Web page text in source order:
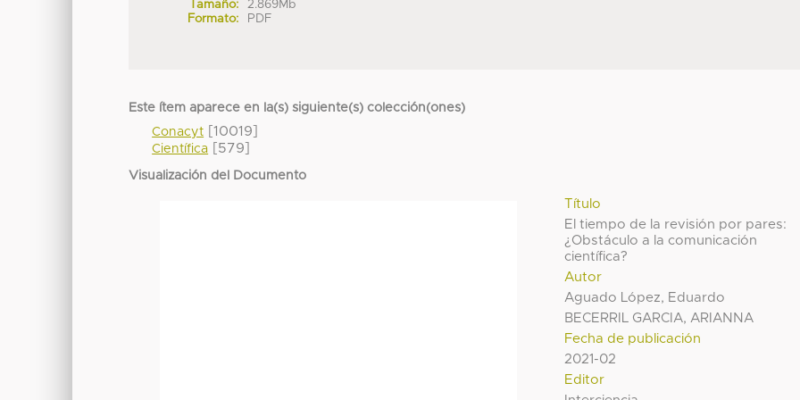
Tamaño:
2.869Mb
Formato:
PDF
Este ítem aparece en la(s) siguiente(s) colección(ones)
Conacyt [10019]
Científica [579]
Visualización del Documento
Título
El tiempo de la revisión por pares:
¿Obstáculo a la comunicación
científica?
Autor
Aguado López, Eduardo
BECERRIL GARCIA, ARIANNA
Fecha de publicación
2021-02
Editor